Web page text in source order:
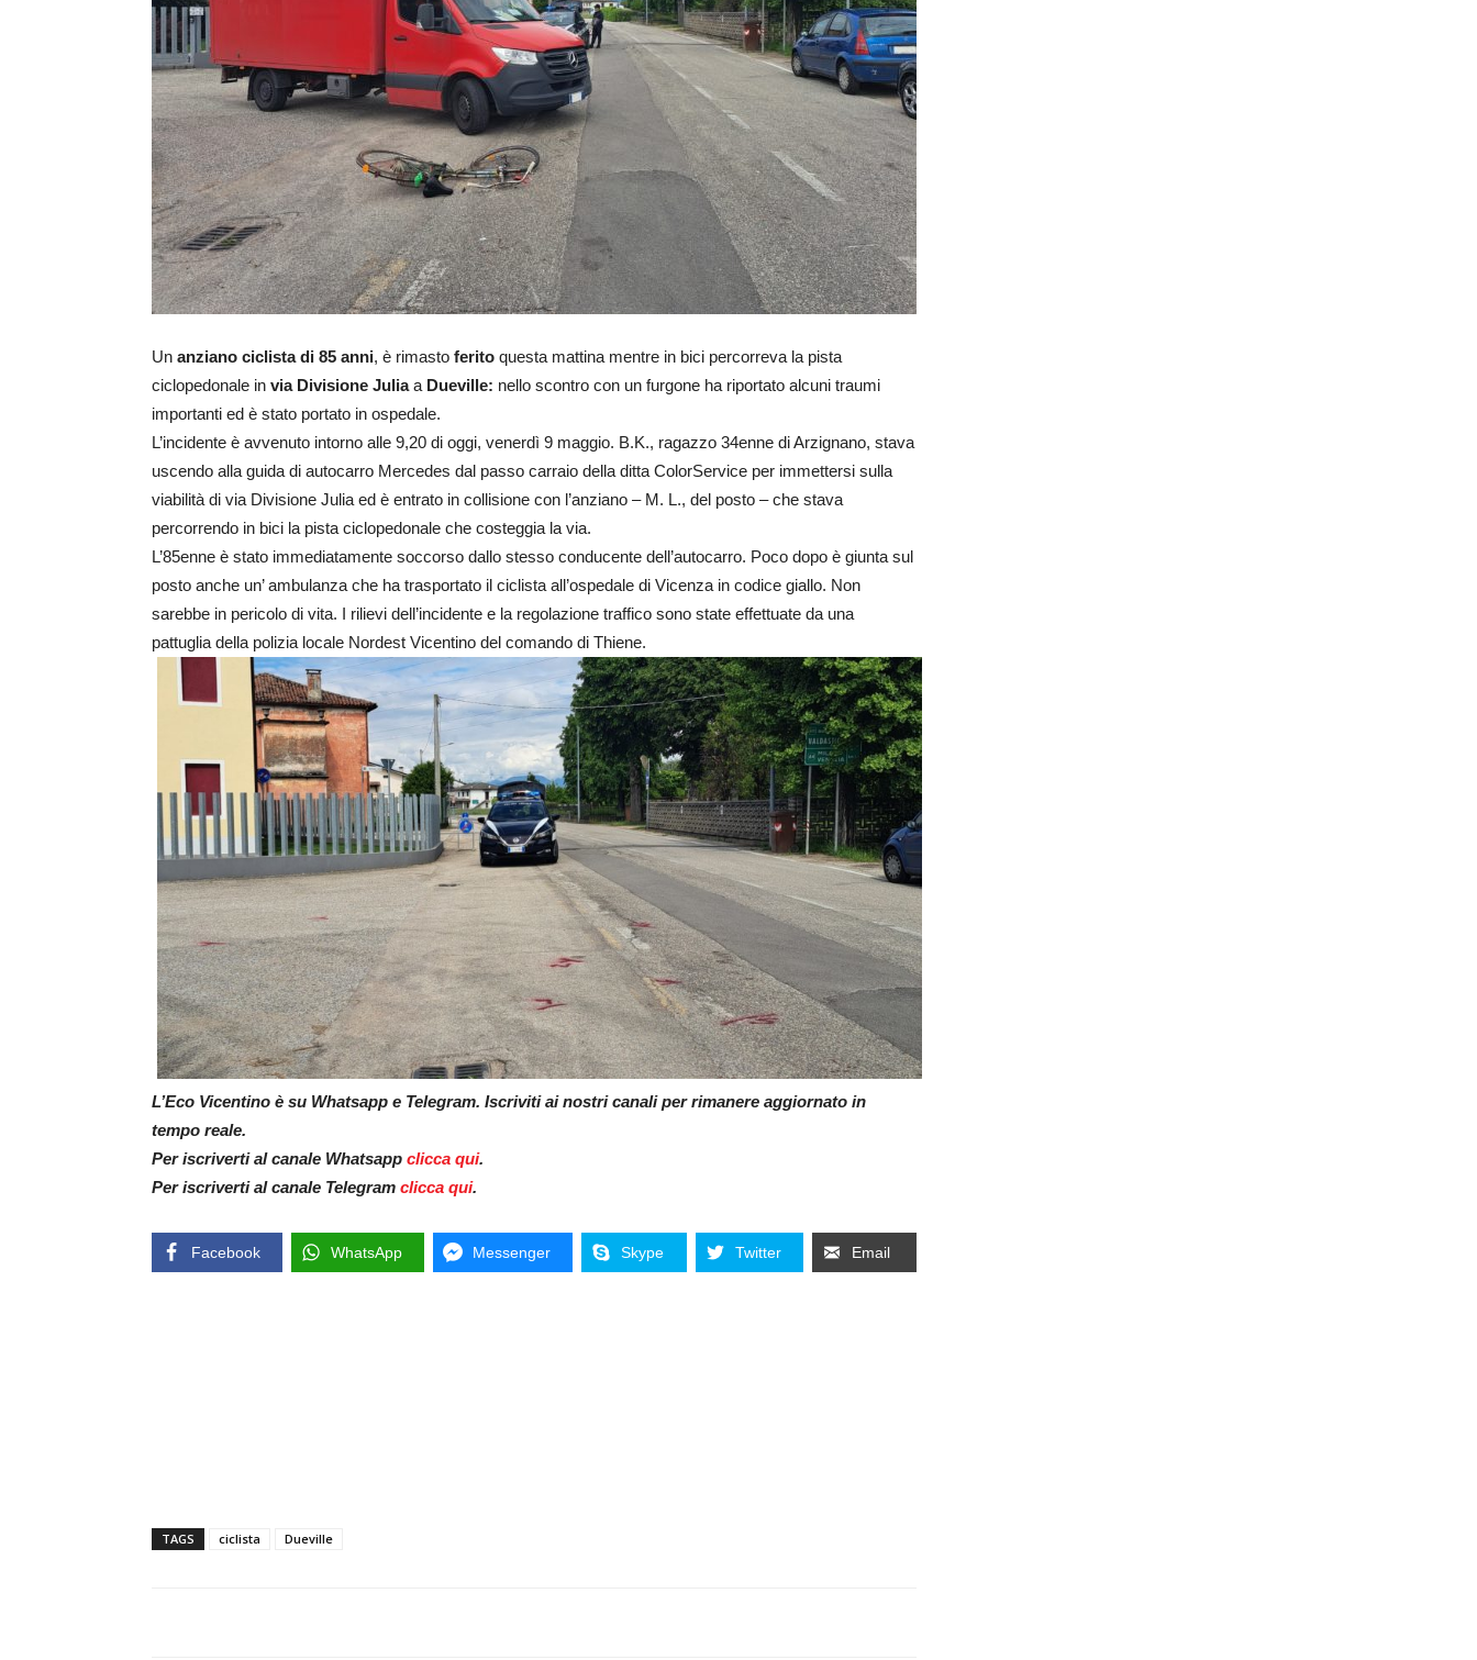
Un anziano ciclista di 85 anni, è rimasto ferito questa mattina mentre in bici percorreva la pista
ciclopedonale in via Divisione Juliaa Dueville: nello scontro con un furgone ha riportato alcuni traumi
importanti ed è stato portato in ospedale.
L’incidente è avvenuto intorno alle 9,20 di oggi, venerdì 9 maggio. B.K., ragazzo 34enne di Arzignano, stava
uscendo alla guida di autocarro Mercedes dal passo carraio della ditta ColorService per immettersi sulla
viabilità di via Divisione Julia ed è entrato in collisione con l’anziano – M. L., del posto – che stava
percorrendo in bici la pista ciclopedonale che costeggia la via.
L’85enne è stato immediatamente soccorso dallo stesso conducente dell’autocarro. Poco dopo è giunta sul
posto anche un’ ambulanza che ha trasportato il ciclista all’ospedale di Vicenza in codice giallo. Non
sarebbe in pericolo di vita. I rilievi dell’incidente e la regolazione traffico sono state effettuate da una
pattuglia della polizia locale Nordest Vicentino del comando di Thiene.
L’Eco Vicentino è su Whatsapp e Telegram. Iscriviti ai nostri canali per rimanere aggiornato in
tempo reale.
Per iscriverti al canale Whatsapp clicca qui.
Per iscriverti al canale Telegram clicca qui.
Facebook WhatsApp Messenger Skype Twitter Email
TAGS ciclista Dueville